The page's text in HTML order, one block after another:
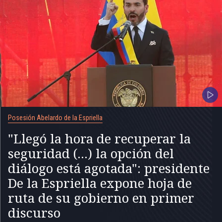
Posesión Abelardo de la Espriella
"Llegó la hora de recuperar la
seguridad (...) la opción del
diálogo está agotada": presidente
De la Espriella expone hoja de
ruta de su gobierno en primer
discurso